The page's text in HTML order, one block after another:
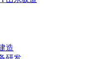
造